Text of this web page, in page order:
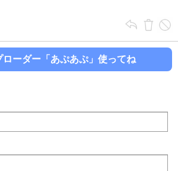
ローダー「あぷあぷ」使ってね